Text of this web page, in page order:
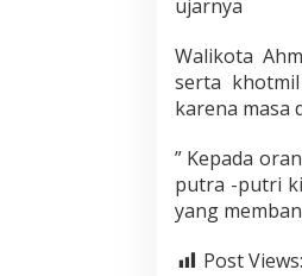
ujarnya
Walikota
serta
karena masa
” Kepada
putra -putri
yang
Post Views: